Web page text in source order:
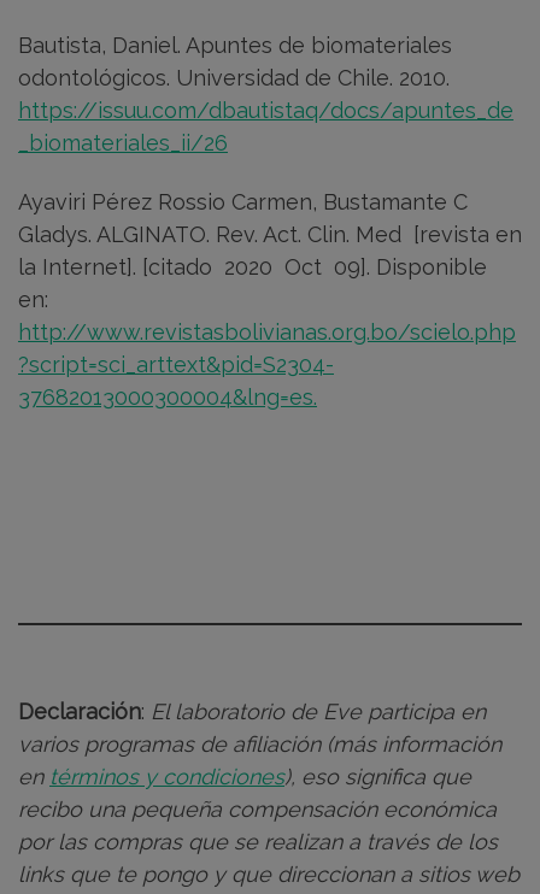
Bautista, Daniel. Apuntes de biomateriales
odontológicos. Universidad de Chile. 2010.
https://issuu.com/dbautistaq/docs/apuntes_de
_biomateriales_ii/26
Ayaviri Pérez Rossio Carmen, Bustamante C
Gladys. ALGINATO. Rev. Act. Clin. Med [revista en
la Internet]. [citado 2020 Oct 09]. Disponible
en:
http://www.revistasbolivianas.org.bo/scielo.php
?script=sci_arttext&pid=S2304-
37682013000300004&lng=es.
Declaración: El laboratorio de Eve participa en
varios programas de afiliación (más información
en términos y condiciones), eso significa que
recibo una pequeña compensación económica
por las compras que se realizan a través de los
links que te pongo y que direccionan a sitios web